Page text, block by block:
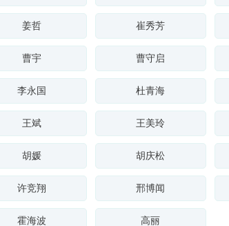
姜哲 崔秀芳
曹宇 曹守启
李永国 杜青海
王斌 王美玲
胡媛 胡庆松
许竞翔 邢博闻
霍海波 高丽